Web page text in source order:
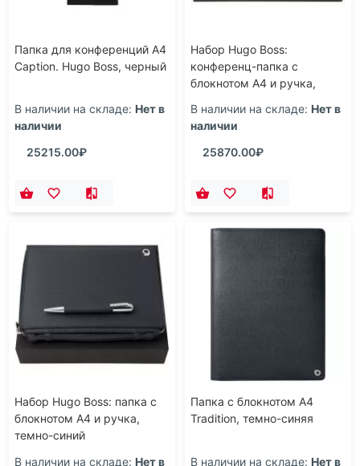
Папка для конференций А4
Caption. Hugo Boss, черный
В наличии на складе: Нет в
наличии
25215.00₽
Набор Hugo Boss:
конференц-папка с
блокнотом А4 и ручка,
В наличии на складе: Нет в
наличии
25870.00₽
Набор Hugo Boss: папка c
блокнотом А4 и ручка,
темно-синий
В наличии на складе: Нет в
Папка с блокнотом А4
Tradition, темно-синяя
В наличии на складе: Нет в